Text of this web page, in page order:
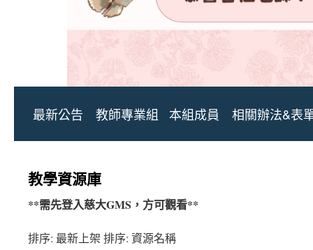
最新公告 教師專業組 本組成員 相關辦法&表
教學資源庫
**需先登入慈大GMS，方可觀看**
排序: 最新上架 排序: 資源名稱